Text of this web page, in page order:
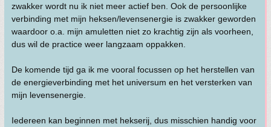
zwakker wordt nu ik niet meer actief ben. Ook de persoonlijke
verbinding met mijn heksen/levensenergie is zwakker geworden
waardoor o.a. mijn amuletten niet zo krachtig zijn als voorheen,
dus wil de practice weer langzaam oppakken.
De komende tijd ga ik me vooral focussen op het herstellen van
de energieverbinding met het universum en het versterken van
mijn levensenergie.
Iedereen kan beginnen met hekserij, dus misschien handig voor